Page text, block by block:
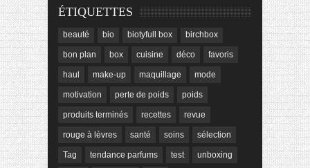
ÉTIQUETTES
beauté bio biotyfull box birchbox
bon plan box cuisine déco favoris
haul make-up maquillage mode
motivation perte de poids poids
produits terminés recettes revue
rouge à lèvres santé soins sélection
Tag tendance parfums test unboxing